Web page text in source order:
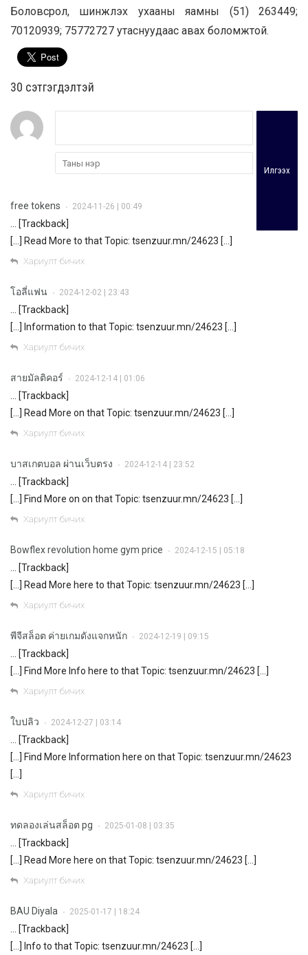
Боловсрол, шинжлэх ухааны яамны (51) 263449;
70120939; 75772727 утаснуудаас авах боломжтой.
30 cэтгэгдэлтэй
Илгээх
free tokens • 2024-11-26 | 00:49
… [Trackback]
[…] Read More to that Topic: tsenzuur.mn/24623 […]
Хариулт бичих
โอลี่แฟน • 2024-12-02 | 23:43
… [Trackback]
[…] Information to that Topic: tsenzuur.mn/24623 […]
Хариулт бичих
สายมัลติคอร์ • 2024-12-14 | 01:06
… [Trackback]
[…] Read More on that Topic: tsenzuur.mn/24623 […]
Хариулт бичих
บาสเกตบอล ผ่านเว็บตรง • 2024-12-14 | 23:52
… [Trackback]
[…] Find More on on that Topic: tsenzuur.mn/24623 […]
Хариулт бичих
Bowflex revolution home gym price • 2024-12-15 | 05:18
… [Trackback]
[…] Read More here to that Topic: tsenzuur.mn/24623 […]
Хариулт бичих
พีจีสล็อต ค่ายเกมดังแจกหนัก • 2024-12-19 | 09:15
… [Trackback]
[…] Find More Info here to that Topic: tsenzuur.mn/24623 […]
Хариулт бичих
ใบปลิว • 2024-12-27 | 03:14
… [Trackback]
[…] Find More Information here on that Topic: tsenzuur.mn/24623
[…]
Хариулт бичих
ทดลองเล่นสล็อต pg • 2025-01-08 | 03:35
… [Trackback]
[…] Read More here on that Topic: tsenzuur.mn/24623 […]
Хариулт бичих
BAU Diyala • 2025-01-17 | 18:24
… [Trackback]
[…] Info to that Topic: tsenzuur.mn/24623 […]